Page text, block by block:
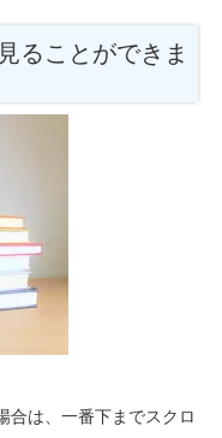
ることができま
合は、一番下までスクロ